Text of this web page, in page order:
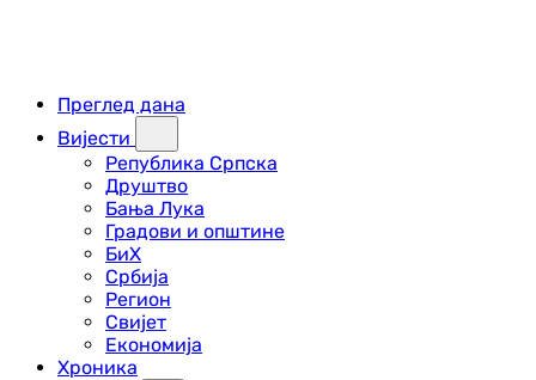
Преглед дана
Вијести
Република Српска
Друштво
Бања Лука
Градови и општине
БиХ
Србија
Регион
Свијет
Економија
Хроника